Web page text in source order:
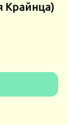
Крайнца)